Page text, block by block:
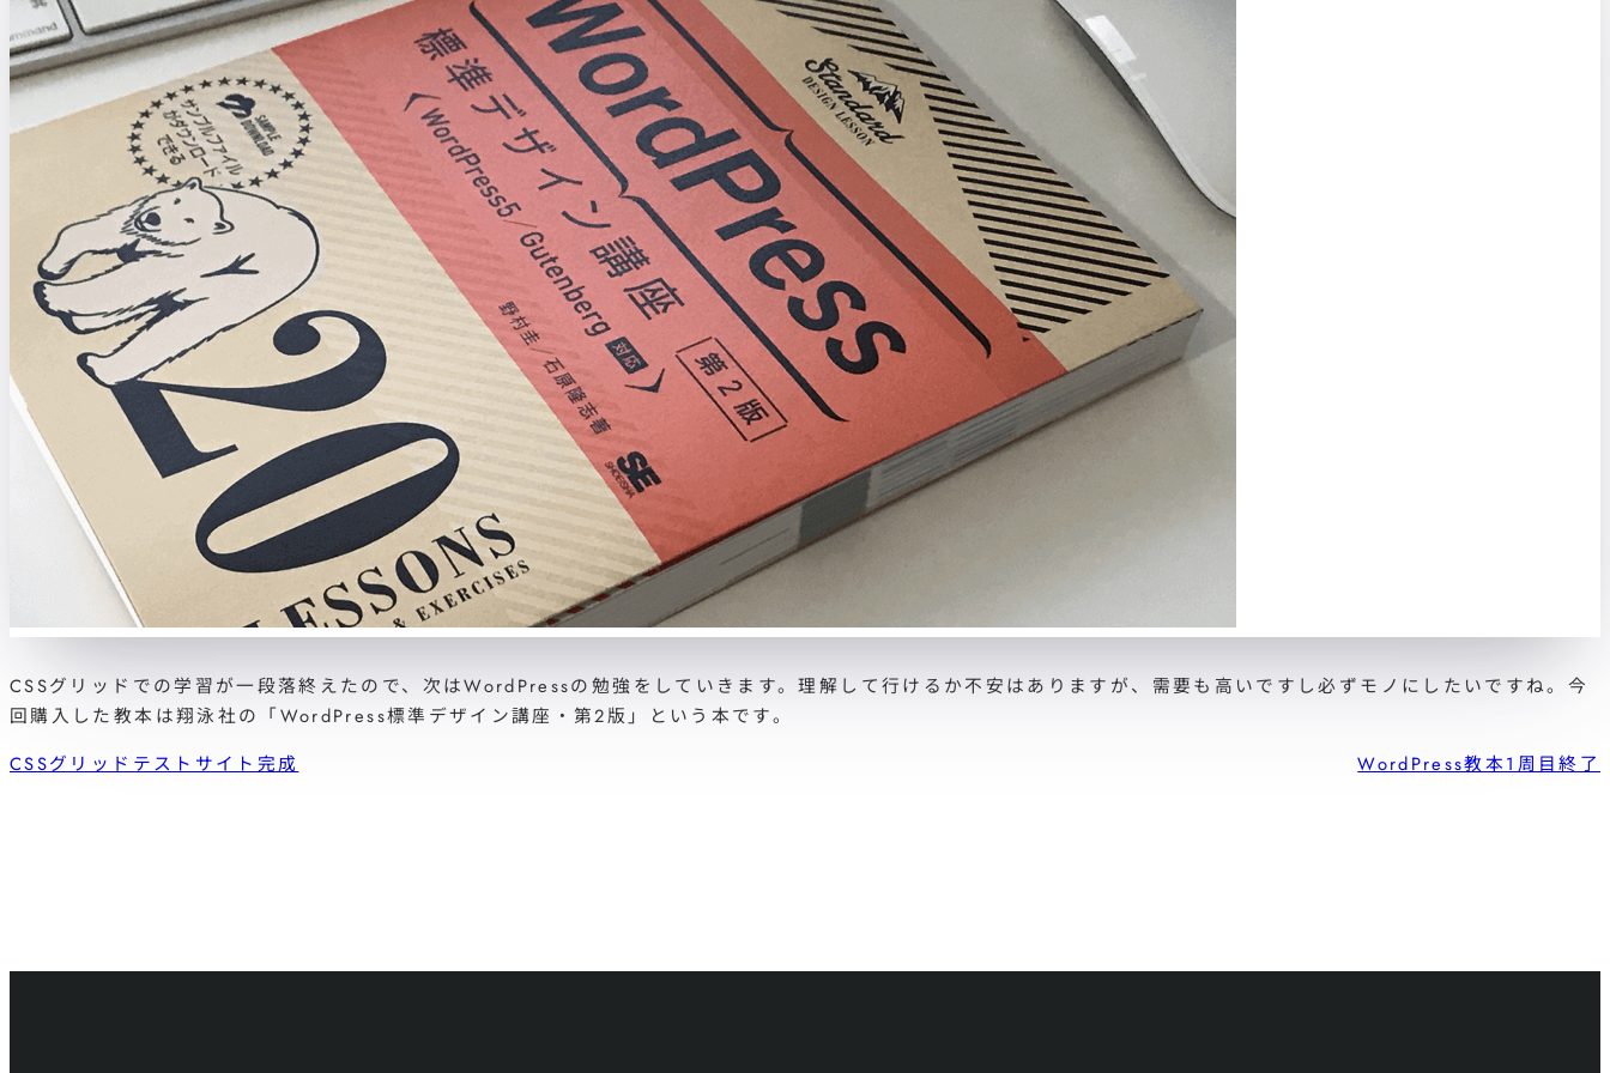
CSSグリッドでの学習が一段落終えたので、次はWordPressの勉強をしていきます。理解して行けるか不安はありますが、需要も高いですし必ずモノにしたいですね。今
回購入した教本は翔泳社の「WordPress標準デザイン講座・第2版」という本です。
CSSグリッドテストサイト完成
WordPress教本1周目終了